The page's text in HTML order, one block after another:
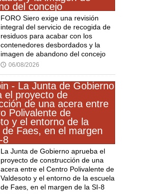
FORO Siero exige una revisión
integral del servicio de recogida de
residuos para acabar con los
contenedores desbordados y la
imagen de abandono del concejo
🕔 06/08/2026
La Junta de Gobierno aprueba el
proyecto de construcción de una
acera entre el Centro Polivalente de
Valdesoto y el entorno de la escuela
de Faes, en el margen de la SI-8